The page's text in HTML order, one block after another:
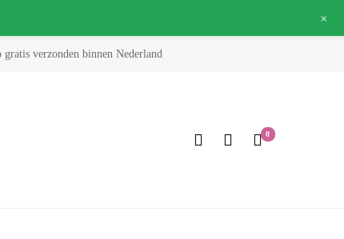
verzonden binnen Nederland
0
+